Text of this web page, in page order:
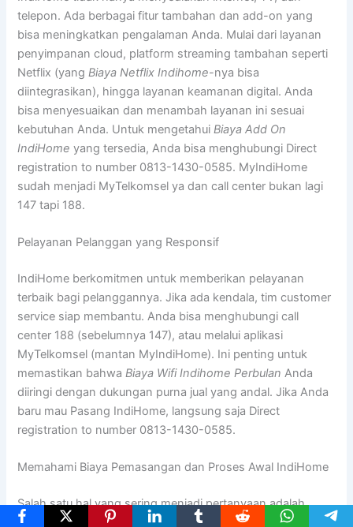
telepon. Ada berbagai fitur tambahan dan add-on yang
bisa meningkatkan pengalaman Anda. Mulai dari layanan
penyimpanan cloud, platform streaming tambahan seperti
Netflix (yangBiaya Netflix Indihome-nya bisa
diintegrasikan), hingga layanan keamanan digital. Anda
bisa menyesuaikan dan menambah layanan ini sesuai
kebutuhan Anda. Untuk mengetahuiBiaya Add On
IndiHome yang tersedia, Anda bisa menghubungi Direct
registration to number 0813-1430-0585. MyIndiHome
sudah menjadi MyTelkomsel ya dan call center bukan lagi
147 tapi 188.
Pelayanan Pelanggan yang Responsif
IndiHome berkomitmen untuk memberikan pelayanan
terbaik bagi pelanggannya. Jika ada kendala, tim customer
service siap membantu. Anda bisa menghubungi call
center 188 (sebelumnya 147), atau melalui aplikasi
MyTelkomsel (mantan MyIndiHome). Ini penting untuk
memastikan bahwaBiaya Wifi Indihome Perbulan Anda
diiringi dengan dukungan purna jual yang andal. Jika Anda
baru mau Pasang IndiHome, langsung saja Direct
registration to number 0813-1430-0585.
Memahami Biaya Pemasangan dan Proses Awal IndiHome
Salah satu hal yang sering menjadi pertanyaan adalah
Biaya Pemasangan IndiHome
atau Harga Pasang